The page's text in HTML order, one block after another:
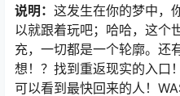
说明： 这发生在你的梦中，
以就跟着玩吧；哈哈，这个
充，一切都是一个轮廓。还
想！？找到重返现实的入口
可以看到最快回来的人！